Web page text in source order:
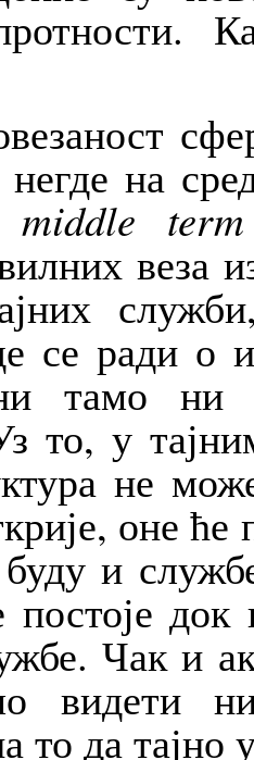
негде на
middle term
веза
се ради о
тамо ни
то, у
не
оне ће
и
Чак и
видети
то да тајно